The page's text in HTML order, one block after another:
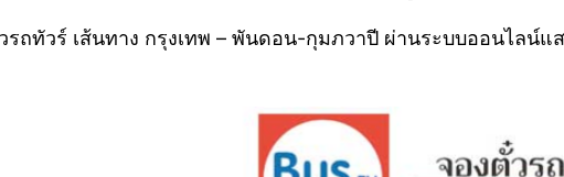
ถทัวร์ เส้นทาง กรุงเทพ – พันดอน-กุมภวาปี ผ่านระบบออนไลน์แ